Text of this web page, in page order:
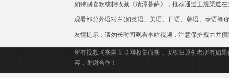
如特别喜欢或想收藏《清潭菩萨》，推荐通过正规渠道
观看部分外语对白(如英语、美语、日语、韩语、泰语等
友情提示：请勿长时间观看本站视频，注意保护视力并预
所有视频均来自互联网收集而来，版权归原创者所有如
容，谢谢合作！